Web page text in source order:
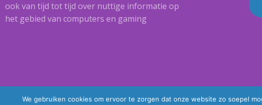
ook van tijd tot tijd over nuttige informatie op
het gebied van computers en gaming
We gebruiken cookies om ervoor te zorgen dat onze website zo soepel